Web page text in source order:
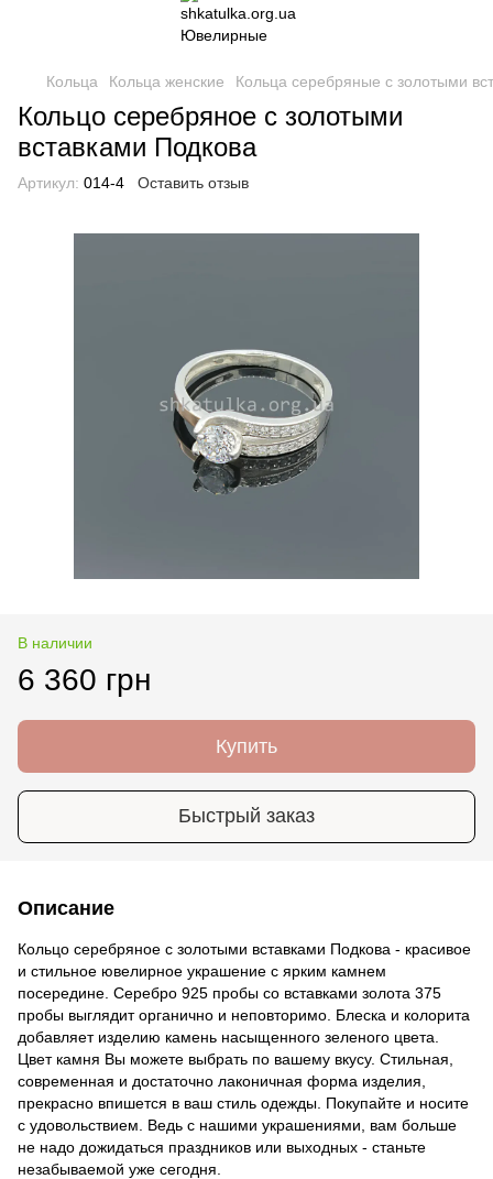
Кольца Кольца женские Кольца серебряные с золотыми
Кольцо серебряное с золотыми
вставками Подкова
Артикул: 014-4 Оставить отзыв
В наличии
6 360 грн
Купить
Быстрый заказ
Описание
Кольцо серебряное с золотыми вставками Подкова - красивое
и стильное ювелирное украшение с ярким камнем
посередине. Серебро 925 пробы со вставками золота 375
пробы выглядит органично и неповторимо. Блеска и колорита
добавляет изделию камень насыщенного зеленого цвета.
Цвет камня Вы можете выбрать по вашему вкусу. Стильная,
современная и достаточно лаконичная форма изделия,
прекрасно впишется в ваш стиль одежды. Покупайте и носите
с удовольствием. Ведь с нашими украшениями, вам больше
не надо дожидаться праздников или выходных - станьте
незабываемой уже сегодня.